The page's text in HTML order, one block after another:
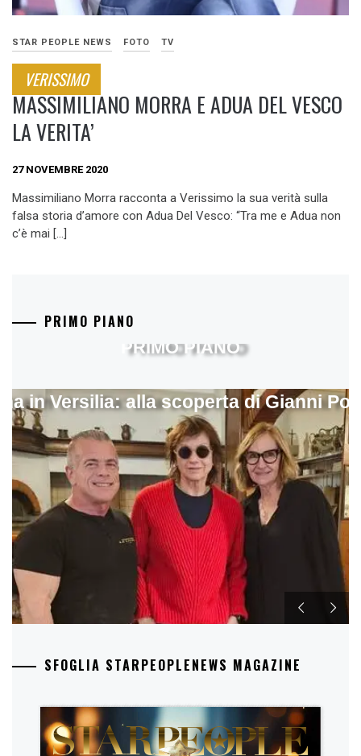
STAR PEOPLE NEWS FOTO TV
VERISSIMO
MASSIMILIANO MORRA E ADUA DEL VESCO
LA VERITA’
27 NOVEMBRE 2020
Massimiliano Morra racconta a Verissimo la sua verità sulla
falsa storia d’amore con Adua Del Vesco: “Tra me e Adua non
c’è mai […]
PRIMO PIANO
in Versilia: alla scoperta di Gianni
PRIMO PIANO
SFOGLIA STARPEOPLENEWS MAGAZINE